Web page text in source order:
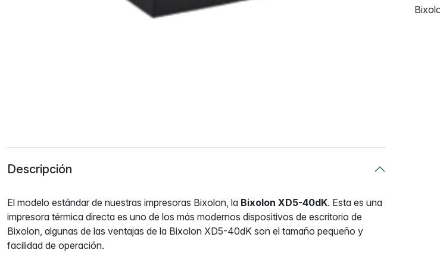
Descripción
El modelo estándar de nuestras impresoras Bixolon, la Bixolon XD5-40dK. Esta es una
impresora térmica directa es uno de los más modernos dispositivos de escritorio de
Bixolon, algunas de las ventajas de la Bixolon XD5-40dK son el tamaño pequeño y
facilidad de operación.